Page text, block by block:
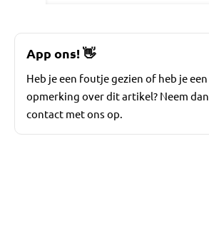
App ons!👋
Heb je een foutje gezien of heb je een
opmerking over dit artikel? Neem dan
contact met ons op.